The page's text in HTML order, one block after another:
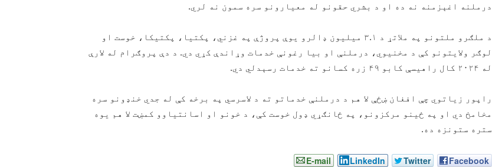
درملنه اغېزمنه نه ده او د بشري حقونو له معیارونو سره سمون نه لري.
د ملګرو ملتونو په ملاتړ د ۳.۱ میلیون ډالرو یوې پروژې په غزني، پکتیا، پکتیکا، خوست او
لوګر ولایتونو کې د مخنیوي، درملنې او بیا رغونې خدمات وړاندې کړي دي. د دې پروګرام له لارې
له ۲۰۲۴ کال راهیسې کابو ۴۹ زره کسانو ته خدمات رسېدلي دي.
راپور زیاتوي چې افغان ښځې لا هم د درملنې خدماتو ته د لاسرسي په برخه کې له جدي خنډونو سره
مخامخ دي او په ځینو مرکزونو، په ځانګړي ډول خوست کې، د خونو او اسانتیاوو کمښت لا هم یوه
ستره ستونزه ده.
Facebook
Twitter
LinkedIn
E-mail